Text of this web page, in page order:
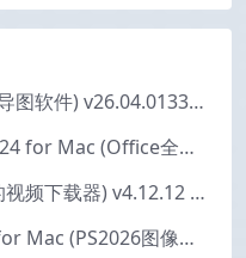
Xmind Pro for Mac (思维导图软件) v26.04.01337 永久激活版
Microsoft Office LTSC 2024 for Mac (Office全家桶) v16.111.2 中文激活版
Downie 4 for Mac (最好的视频下载器) v4.12.12 激活版
Adobe Photoshop 2026 for Mac (PS2026图像编辑处理软件) v27.6.0 中文版